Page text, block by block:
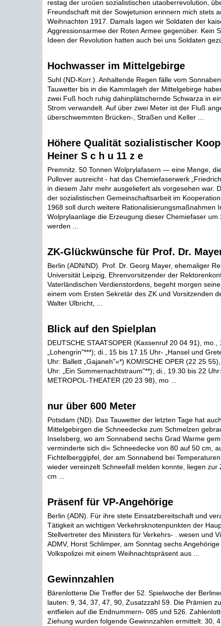
restag der uroüen sozialistischen utaoberrevolution,
Freundschaft mit der Sowjetunion erinnern mich stets
Weihnachten 1917. Damals lagen wir Soldaten der
Aggressionsarmee der Roten Armee gegenüber. Kein
Ideen der Revolution hatten auch bei uns Soldaten
Hochwasser im Mittelgebirge
Suhl (ND-Korr.). Anhaltende Regen fälle vom
Tauwetter bis in die Kammlageh der Mittelgebirge
zwei Fuß hoch ruhig dahinplätschernde Schwarza in
Strom verwandelt. Auf über zwei Meter ist der Fluß
überschwemmten Brücken-, Straßen und Keller ...
Höhere Qualität sozialistischer
Heiner S c h u 11 z e
Premnitz. 50 Tonnen Wolprylafasern — eine Menge,
Pullover ausreicht - hat das Chemiefaserwerk
in diesem Jahr mehr ausgeliefert als vorgesehen war.
der sozialistischen Gemeinschaftsarbeit im
1968 soll durch weitere Rationalisierungsmaßnahmen
Wolprylaanlage die Erzeugung dieser Chemiefaser um
werden ...
ZK-Glückwünsche für Prof. Dr.
Berlin (ADN/ND). Prof. Dr. Georg Mayer, ehemaliger
Universität Leipzig, Ehrenvorsitzender der
Vaterländischen Verdienstordens, begeht morgen
einem vom Ersten Sekretär des ZK und Vorsitzenden
Walter Ulbricht, ...
Blick auf den Spielplan
DEUTSCHE STAATSOPER (Kassenruf 20 04 91), mo.,
„Lohengrin"***); di., 15 bis 17.15 Uhr- „Hansel und
Uhr: Ballett „Gajaneh"«*) KOMISCHE OPER (22 25
Uhr: „Ein Sommernachtstraum"**); di., 19.30 bis 22
METROPOL-THEATER (20 23 98), mo ...
nur über 600 Meter
Potsdam (ND). Das Tauwetter der letzten Tage hat
Mittelgebirgen die Schneedecke zum Schmelzen
Inselsberg, wo am Sonnabend sechs Grad Warme
verminderte sich di« Schneedecke von 80 auf 50 cm,
Fichtelberggipfel, der am Sonnabend bei
wieder vereinzelt Schneefall melden konnte, liegen zur
cm ...
Präsenf für VP-Angehörige
Berlin (ADN). Für ihre stete Einsatzbereitschaft und
Tätigkeit an wichtigen Verkehrsknotenpunkten der
Stellvertreter des Ministers für Verkehrs- . wesen und
ADMV, Horst Schlimper, am Sonntag sechs
Volkspolizei mit einem Weihnachtspräsent aus ...
Gewinnzahlen
Bärenlotterie Die Treffer der 52. Spielwoche der
lauten: 9, 34, 37, 47, 90, Zusatzzahl 59. Die Prämien
entfielen auf die Endnummern- 085 und 526.
Ziehung wurden folgende Gewinnzahlen ermittelt: 30,